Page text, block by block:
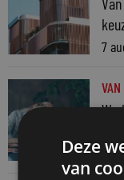
7
Deze
van